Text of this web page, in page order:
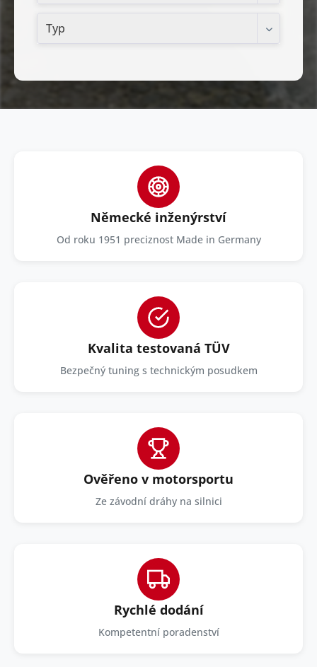
Typ
Německé inženýrství
Od roku 1951 preciznost Made in Germany
Kvalita testovaná TÜV
Bezpečný tuning s technickým posudkem
Ověřeno v motorsportu
Ze závodní dráhy na silnici
Rychlé dodání
Kompetentní poradenství